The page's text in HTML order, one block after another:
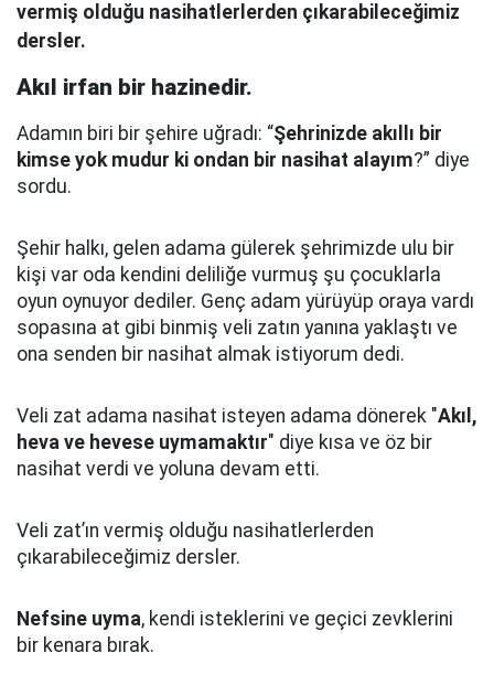
vermiş olduğu nasihatlerlerden çıkarabileceğimiz
dersler.
Akıl irfan bir hazinedir.
Adamın biri bir şehire uğradı: “Şehrinizde akıllı bir
kimse yok mudur ki ondan bir nasihat alayım?” diye
sordu.
Şehir halkı, gelen adama gülerek şehrimizde ulu bir
kişi var oda kendini deliliğe vurmuş şu çocuklarla
oyun oynuyor dediler. Genç adam yürüyüp oraya vardı
sopasına at gibi binmiş veli zatın yanına yaklaştı ve
ona senden bir nasihat almak istiyorum dedi.
Veli zat adama nasihat isteyen adama dönerek "Akıl,
heva ve hevese uymamaktır" diye kısa ve öz bir
nasihat verdi ve yoluna devam etti.
Veli zat’ın vermiş olduğu nasihatlerlerden
çıkarabileceğimiz dersler.
Nefsine uyma, kendi isteklerini ve geçici zevklerini
bir kenara bırak.